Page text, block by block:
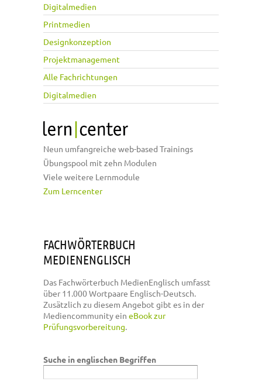
Digitalmedien
Printmedien
Designkonzeption
Projektmanagement
Alle Fachrichtungen
Digitalmedien
Neun umfangreiche web-based Trainings
Übungspool mit zehn Modulen
Viele weitere Lernmodule
Zum Lerncenter
FACHWÖRTERBUCH
MEDIENENGLISCH
Das Fachwörterbuch MedienEnglisch umfasst
über 11.000 Wortpaare Englisch-Deutsch.
Zusätzlich zu diesem Angebot gibt es in der
Mediencommunity ein eBook zur
Prüfungsvorbereitung.
Suche in englischen Begriffen